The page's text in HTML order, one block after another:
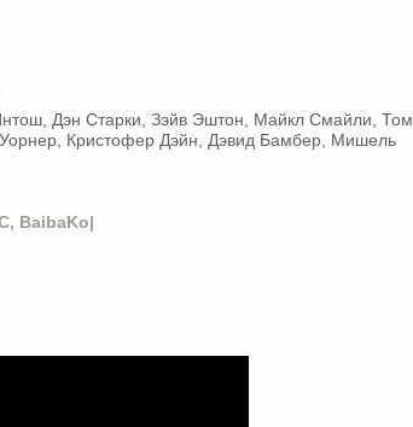
Дэн Старки, Зэйв Эштон, Майкл Смайли, Том
Кристофер Дэйн, Дэвид Бамбер, Мишель
BaibaKo|